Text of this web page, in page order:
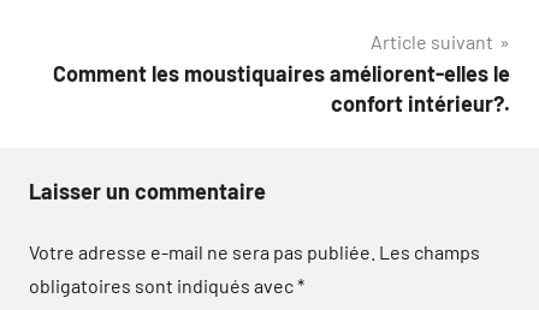
Article suivant
Comment les moustiquaires améliorent-elles le
confort intérieur?.
Laisser un commentaire
Votre adresse e-mail ne sera pas publiée. Les champs
obligatoires sont indiqués avec*